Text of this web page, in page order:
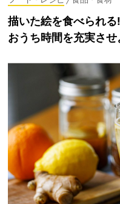
描いた絵を食べられ
おうち時間を充実させ